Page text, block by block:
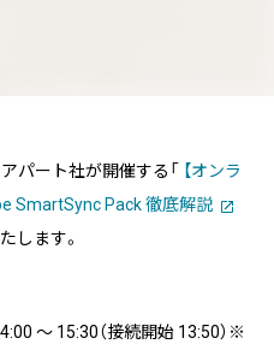
Blog
ブログ
パート社が開催する「
【オンラ
SmartSync Pack 徹底解説
します。
〜 15:30（接続開始 13:50）※